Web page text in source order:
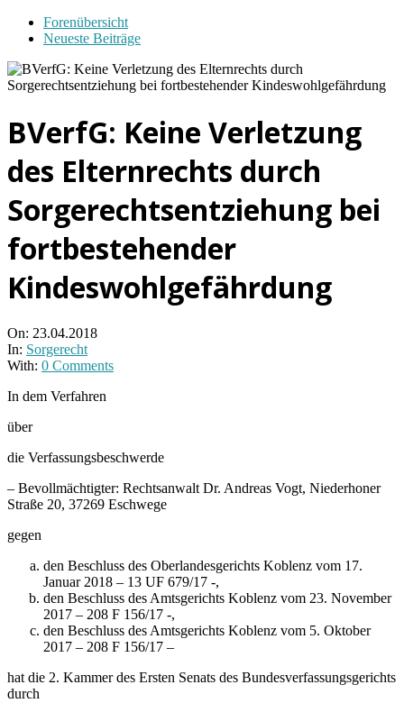
Forenübersicht
Neueste Beiträge
BVerfG: Keine Verletzung
des Elternrechts durch
Sorgerechtsentziehung bei
fortbestehender
Kindeswohlgefährdung
On: 23.04.2018
In: Sorgerecht
With: 0 Comments
In dem Verfahren
über
die Verfassungsbeschwerde
– Bevollmächtigter: Rechtsanwalt Dr. Andreas Vogt, Niederhoner
Straße 20, 37269 Eschwege
gegen
den Beschluss des Oberlandesgerichts Koblenz vom 17.
Januar 2018 – 13 UF 679/17 -,
den Beschluss des Amtsgerichts Koblenz vom 23. November
2017 – 208 F 156/17 -,
den Beschluss des Amtsgerichts Koblenz vom 5. Oktober
2017 – 208 F 156/17 –
hat die 2. Kammer des Ersten Senats des Bundesverfassungsgerichts
durch